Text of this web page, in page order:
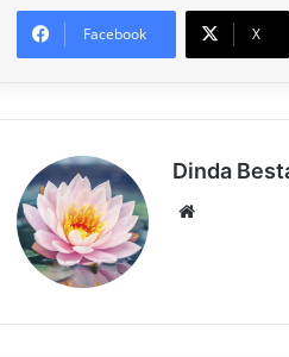
Facebook X
Dinda